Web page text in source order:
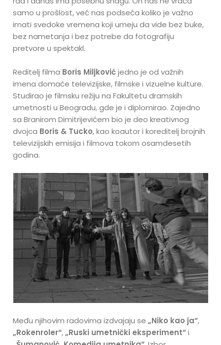
samo u prošlost, već nas podseća koliko je važno
imati svedoke vremena koji umeju da vide bez buke,
bez nametanja i bez potrebe da fotografiju
pretvore u spektakl.
Reditelj filma Boris Miljkovićjedno je od važnih
imena domaće televizijske, filmske i vizuelne kulture.
Studirao je filmsku režiju na Fakultetu dramskih
umetnosti u Beogradu, gde je i diplomirao. Zajedno
sa Branirom Dimitrijevićem bio je deo kreativnog
dvojca Boris & Tucko, kao koautor i koreditelj brojnih
televizijskih emisija i filmova tokom osamdesetih
godina.
Među njihovim radovima izdvajaju se„Niko kao ja“,
„Rokenroler“,„Ruski umetnički eksperiment“i